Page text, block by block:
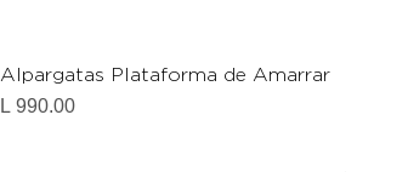
Alpargatas Plataforma de Amarrar
Precio
L 990.00